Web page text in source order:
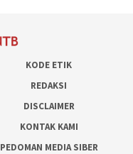
KODE ETIK
REDAKSI
DISCLAIMER
KONTAK KAMI
PEDOMAN MEDIA SIBER